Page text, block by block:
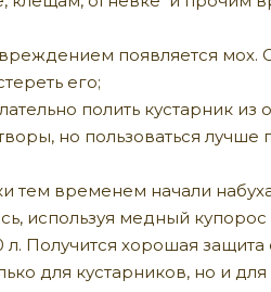
появляется
его;
полить кустарник
но пользоваться
временем начали
используя медный
л. Получится хорошая
для кустарников, но и